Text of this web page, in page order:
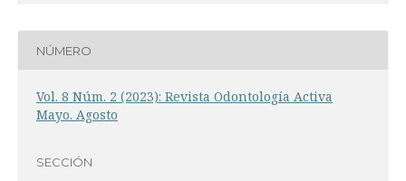
NÚMERO
Vol. 8 Núm. 2 (2023): Revista Odontología Activa
Mayo. Agosto
SECCIÓN